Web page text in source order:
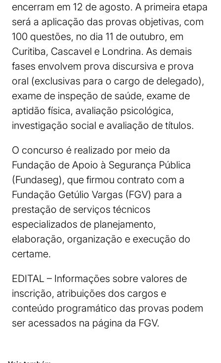
encerram em 12 de agosto. A primeira etapa
será a aplicação das provas objetivas, com
100 questões, no dia 11 de outubro, em
Curitiba, Cascavel e Londrina. As demais
fases envolvem prova discursiva e prova
oral (exclusivas para o cargo de delegado),
exame de inspeção de saúde, exame de
aptidão física, avaliação psicológica,
investigação social e avaliação de títulos.
O concurso é realizado por meio da
Fundação de Apoio à Segurança Pública
(Fundaseg), que firmou contrato com a
Fundação Getúlio Vargas (FGV) para a
prestação de serviços técnicos
especializados de planejamento,
elaboração, organização e execução do
certame.
EDITAL – Informações sobre valores de
inscrição, atribuições dos cargos e
conteúdo programático das provas podem
ser acessados na página da FGV.